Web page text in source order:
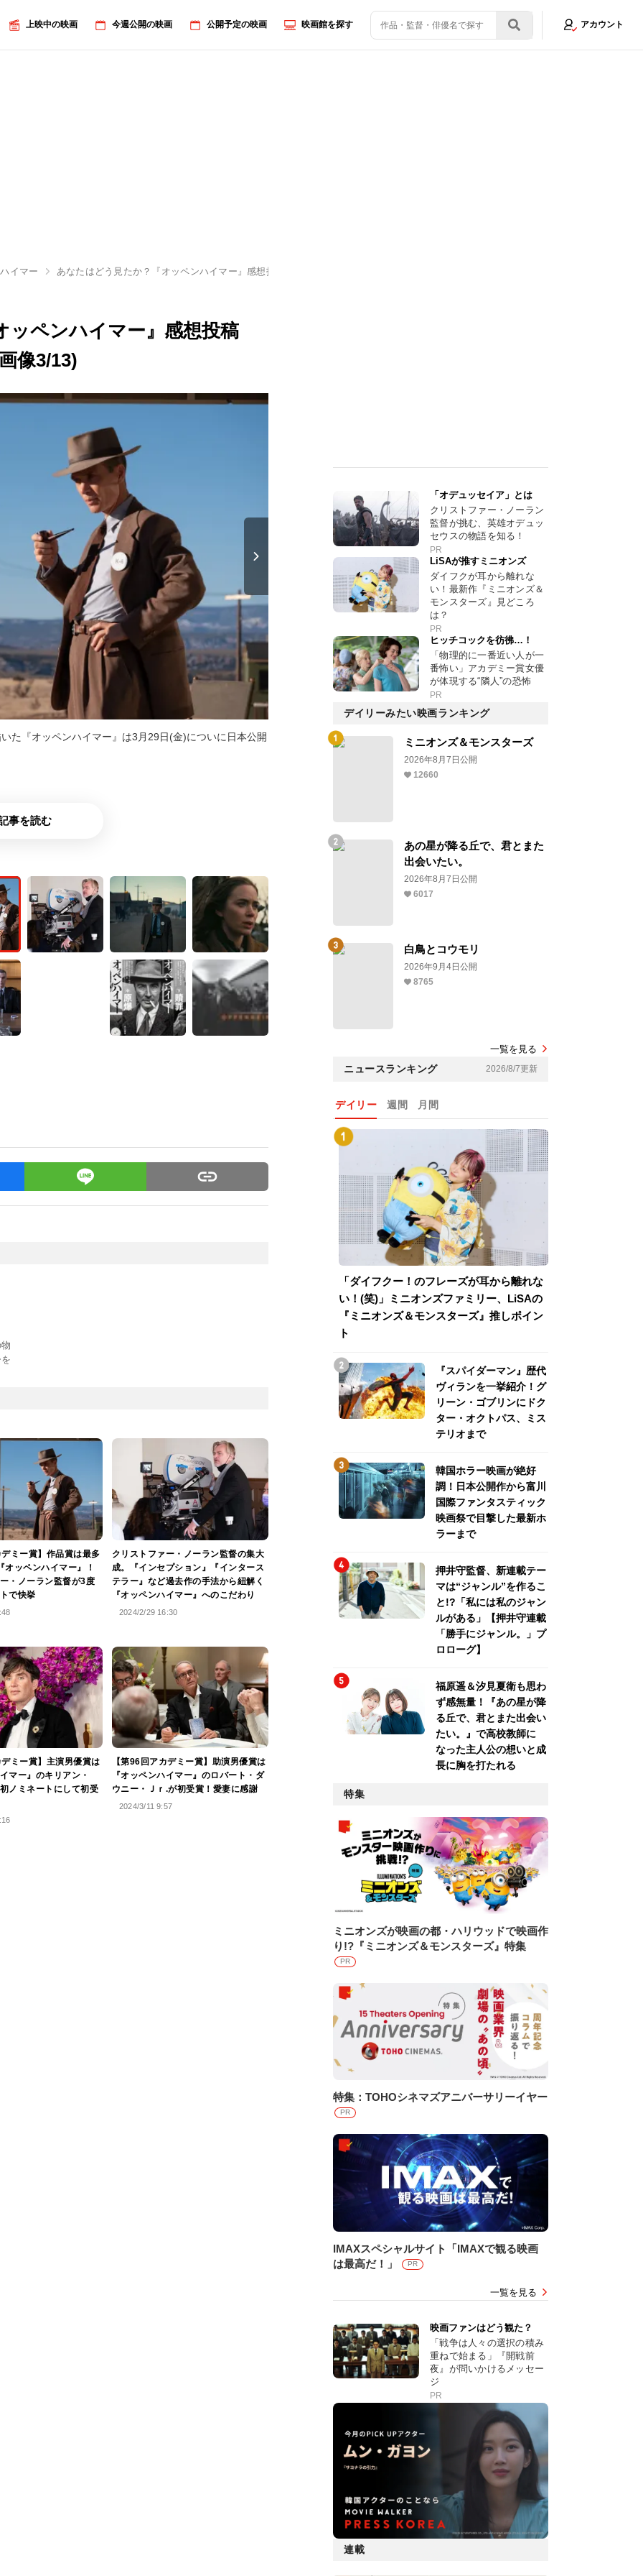
上映中の映画 今週公開の映画 公開予定の映画 映画館を探す アカウント
イマー あなたはどう見たか？『オッペンハイマー』感想投稿キャンペーンがスタート
ッペンハイマー』感想投稿
像3/13)
た『オッペンハイマー』は3月29日(金)についに日本公開
事を読む
ミー賞】作品賞は最多
オッペンハイマー』！
・ノーラン監督が3度
で快挙
クリストファー・ノーラン監督の集大
成。『インセプション』『インタース
テラー』など過去作の手法から紐解く
『オッペンハイマー』へのこだわり
2024/2/29 16:30
ミー賞】主演男優賞は
マー』のキリアン・
ノミネートにして初受
【第96回アカデミー賞】助演男優賞は
『オッペンハイマー』のロバート・ダ
ウニー・Ｊｒ.が初受賞！愛妻に感謝
2024/3/11 9:57
「オデュッセイア」とは
クリストファー・ノーラン
監督が挑む、英雄オデュッ
セウスの物語を知る！
PR
LiSAが推すミニオンズ
ダイフクが耳から離れな
い！最新作『ミニオンズ＆
モンスターズ』見どころ
は？
PR
ヒッチコックを彷彿…！
「物理的に一番近い人が一
番怖い」アカデミー賞女優
が体現する“隣人”の恐怖
PR
デイリーみたい映画ランキング
ミニオンズ＆モンスターズ
2026年8月7日公開
12660
あの星が降る丘で、君とまた
出会いたい。
2026年8月7日公開
6017
白鳥とコウモリ
2026年9月4日公開
8765
一覧を見る
ニュースランキング 2026/8/7更新
デイリー 週間 月間
「ダイフクー！のフレーズが耳から離れな
い！(笑)」ミニオンズファミリー、LiSAの
『ミニオンズ＆モンスターズ』推しポイン
ト
『スパイダーマン』歴代
ヴィランを一挙紹介！グ
リーン・ゴブリンにドク
ター・オクトパス、ミス
テリオまで
韓国ホラー映画が絶好
調！日本公開作から富川
国際ファンタスティック
映画祭で目撃した最新ホ
ラーまで
押井守監督、新連載テー
マは“ジャンル”を作るこ
と!?「私には私のジャン
ルがある」【押井守連載
「勝手にジャンル。」プ
ロローグ】
福原遥＆汐見夏衛も思わ
ず感無量！『あの星が降
る丘で、君とまた出会い
たい。』で高校教師に
なった主人公の想いと成
長に胸を打たれる
特集
ミニオンズが映画の都・ハリウッドで映画作
り!?『ミニオンズ＆モンスターズ』特集
PR
特集：TOHOシネマズアニバーサリーイヤー
PR
IMAXスペシャルサイト「IMAXで観る映画
は最高だ！」
PR
一覧を見る
映画ファンはどう観た？
「戦争は人々の選択の積み
重ねで始まる」『開戦前
夜』が問いかけるメッセー
ジ
PR
連載